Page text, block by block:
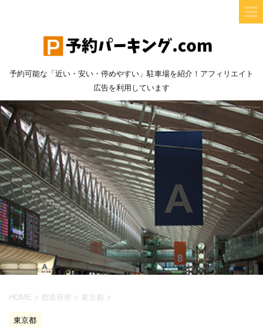
予約可能な「近い・安い・停めやすい」駐車場を紹介！アフィリエイト
広告を利用しています
HOME > 都道府県 > 東京都 >
東京都